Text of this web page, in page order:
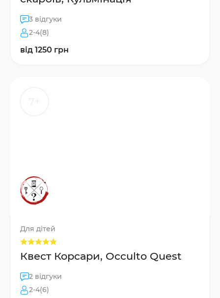
3 відгуки
2-4(8)
від 1250 грн
Для дітей
Квест Корсари, Occulto Quest
2 відгуки
2-4(6)